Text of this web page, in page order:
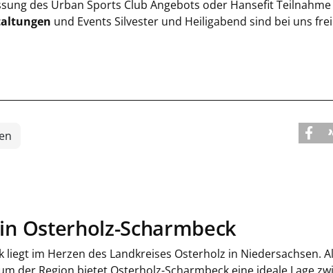
des Urban Sports Club Angebots oder Hansefit Teilnahme
und Events Silvester und Heiligabend sind bei uns
Osterholz-Scharmbeck
liegt im Herzen des Landkreises Osterholz in Niedersachsen.